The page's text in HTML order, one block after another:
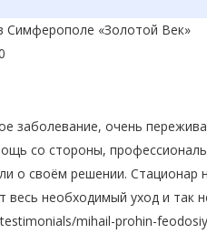
Симферополе «Золотой Век»
заболевание, очень
со стороны,
о своём решении.
весь необходимый уход и так
mihail-prohin-